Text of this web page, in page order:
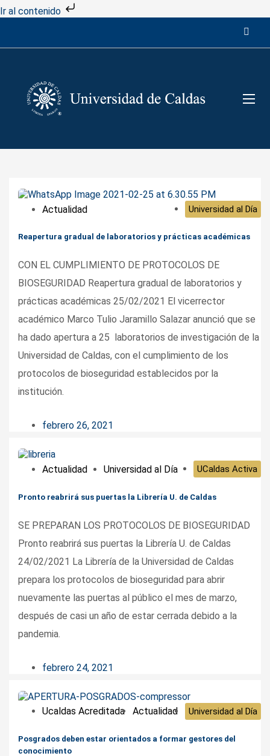
Ir al contenido
Actualidad Universidad al Día
Reapertura gradual de laboratorios y prácticas académicas
CON EL CUMPLIMIENTO DE PROTOCOLOS DE
BIOSEGURIDAD Reapertura gradual de laboratorios y
prácticas académicas 25/02/2021 El vicerrector
académico Marco Tulio Jaramillo Salazar anunció que se
ha dado apertura a 25 laboratorios de investigación de la
Universidad de Caldas, con el cumplimiento de los
protocolos de bioseguridad establecidos por la
institución.
febrero 26, 2021
Actualidad Universidad al Día UCaldas Activa
Pronto reabrirá sus puertas la Librería U. de Caldas
SE PREPARAN LOS PROTOCOLOS DE BIOSEGURIDAD
Pronto reabrirá sus puertas la Librería U. de Caldas
24/02/2021 La Librería de la Universidad de Caldas
prepara los protocolos de bioseguridad para abrir
nuevamente las puertas al público el mes de marzo,
después de casi un año de estar cerrada debido a la
pandemia.
febrero 24, 2021
Ucaldas Acreditada Actualidad Universidad al Día
Posgrados deben estar orientados a formar gestores del
conocimiento